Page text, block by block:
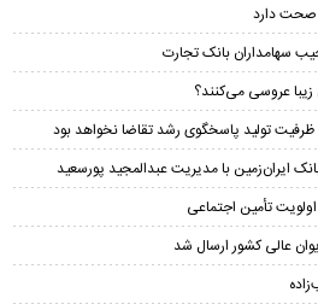
صحت دارد
سهامداران بانک تجارت
زیبا عروسی می‌کنند؟
تولید پاسخگوی رشد تقاضا نخواهد بود
تأمین اجتماعی
عالی کشور ارسال شد